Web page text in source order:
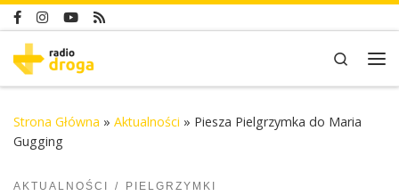
Skip to content
Search
Strona Główna » Aktualności » Piesza Pielgrzymka do Maria
Gugging
AKTUALNOŚCI PIELGRZYMKI